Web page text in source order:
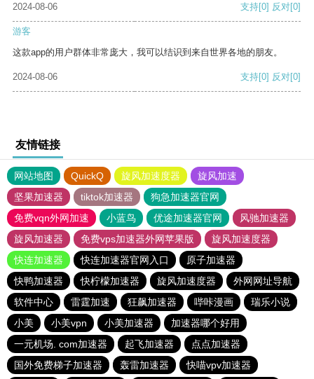
2024-08-06 支持[0] 反对[0]
游客
这款app的用户群体非常庞大，我可以结识到来自世界各地的朋友。
2024-08-06 支持[0] 反对[0]
友情链接
网站地图 QuickQ 旋风加速度器
旋风加速
坚果加速器
tiktok加速器
狗急加速器官网
免费vqn外网加速
小蓝鸟 优途加速器官网
风驰加速器
旋风加速器
免费vps加速器外网苹果版
旋风加速度器
快连加速器
快连加速器官网入口
原子加速器
快鸭加速器
快柠檬加速器 旋风加速度器
外网网址导航
软件中心
雷霆加速 狂飙加速器 哔咔漫画
瑞乐小说
小美
小美vpn 小美加速器
加速器哪个好用
一元机场. com加速器
起飞加速器
点点加速器
国外免费梯子加速器
轰雷加速器 快喵vpv加速器